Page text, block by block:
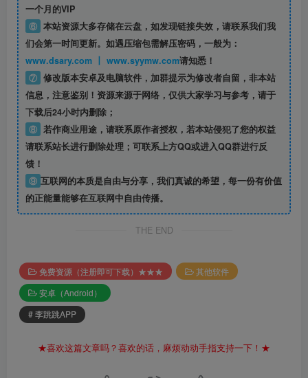
一个月的VIP
⑥ 本站资源大多存储在云盘，如发现链接失效，请联系我们我
们会第一时间更新。如遇压缩包需解压密码，一般为：
www.dsary.com 丨 www.syymw.com请知悉！
⑦ 修改版本安卓及电脑软件，加群提示为修改者自留， 非本站
信息，注意鉴别！资源来源于网络，仅供大家学习与参考，请于
下载后24小时内删除；
⑧ 若作商业用途，请联系原作者授权，若本站侵犯了您的权益
请联系站长进行删除处理；可联系上方QQ或进入QQ群进行反
馈！
⑨ 互联网的本质是自由与分享，我们真诚的希望，每一份有价值
的正能量能够在互联网中自由传播。
THE END
免费资源（注册即可下载）★★★
其他软件
安卓（Android）
# 李跳跳APP
★喜欢这篇文章吗？喜欢的话，麻烦动动手指支持一下！★